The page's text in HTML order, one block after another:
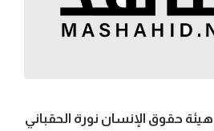
حقوق الإنسان نورة الحقباني